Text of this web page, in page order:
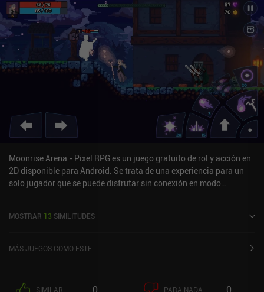
Moonrise Arena - Pixel RPG es un juego gratuito de rol y acción en
2D disponible para Android. Se trata de una experiencia para un
solo jugador que se puede disfrutar sin conexión en modo
Play.
MOSTRAR 13 SIMILITUDES
MÁS JUEGOS COMO ESTE
SIMILAR PARA NADA